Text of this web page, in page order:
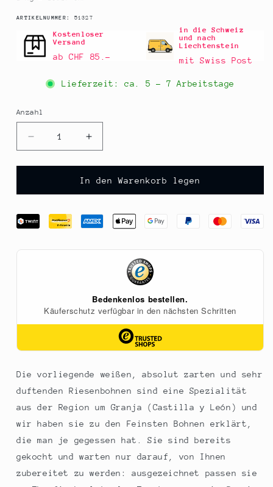
ARTIKELNUMMER: SKU:
51327
Kostenloser
Versand
ab CHF 85.–
in die Schweiz
und nach
Liechtenstein
mit Swiss Post
Lieferzeit: ca. 5 - 7 Arbeitstage
Anzahl
Anzahl
Verringere
die
Menge
Riesenbohnen
weiß,
Navarrico,
Erhöhe
die
Menge
für
Riesenbohnen
weiß,
Navarrico,
In den Warenkorb legen
Die vorliegende weißen, absolut zarten und sehr
duftenden Riesenbohnen sind eine Spezialität
aus der Region um Granja (Castilla y León) und
wir haben sie zu den Feinsten Bohnen erklärt,
die man je gegessen hat. Sie sind bereits
gekocht und warten nur darauf, von Ihnen
zubereitet zu werden: ausgezeichnet passen sie